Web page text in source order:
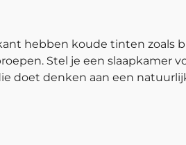
hebben koude tinten zoals
Stel je een slaapkamer
doet denken aan een